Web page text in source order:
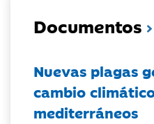
Documentos
Nuevas plagas
cambio
mediterráneos